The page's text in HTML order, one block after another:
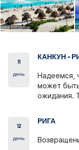
11
день
КАНКУН -
Надеемся,
может
ожидания.
12
день
РИГА